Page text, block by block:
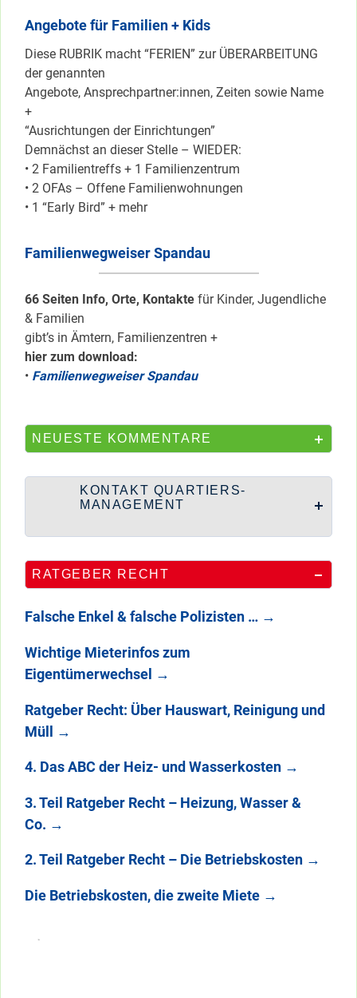
Angebote für Familien + Kids
Diese RUBRIK macht “FERIEN” zur ÜBERARBEITUNG
der genannten
Angebote, Ansprechpartner:innen, Zeiten sowie Name
+
“Ausrichtungen der Einrichtungen”
Demnächst an dieser Stelle – WIEDER:
• 2 Familientreffs + 1 Familienzentrum
• 2 OFAs – Offene Familienwohnungen
• 1 “Early Bird” + mehr
Familienwegweiser Spandau
66 Seiten Info, Orte, Kontakte für Kinder, Jugendliche
& Familien
gibt’s in Ämtern, Familienzentren +
hier zum download:
• Familienwegweiser Spandau
NEUESTE KOMMENTARE
KONTAKT QUARTIERS-
MANAGEMENT
RATGEBER RECHT
Falsche Enkel & falsche Polizisten … →
Wichtige Mieterinfos zum
Eigentümerwechsel →
Ratgeber Recht: Über Hauswart, Reinigung und
Müll →
4. Das ABC der Heiz- und Wasserkosten →
3. Teil Ratgeber Recht – Heizung, Wasser &
Co. →
2. Teil Ratgeber Recht – Die Betriebskosten →
Die Betriebskosten, die zweite Miete →